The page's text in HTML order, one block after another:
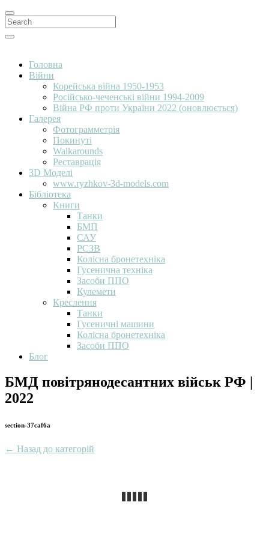
Search
for:
Search
Головна
Війни
Корейська війна 1950-1953
Російсько-чеченські війни 1994-2009
Війна РФ проти України 2022 (оновлюється)
Галерея
Фотограмметрія
Покинуті
Walkarounds
Реставрація
3D Моделі
www.ryzhkov-3d-models.com
Бібліотека
Книги
Танки
БМП
САУ
РСЗВ
Колісна бронетехніка
Гусенична техніка
Засоби ППО
Кулемети
Креслення
Танки
Гусеничні машини
Колісна бронетехніка
Засоби ППО
Блог
БМД повітрянодесантних військ РФ |
2022
section-37caf6a
← Назад до категорій